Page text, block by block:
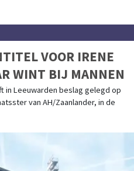
VOOR IRENE
WINT BIJ MANNEN
in Leeuwarden beslag gelegd op
van AH/Zaanlander, in de